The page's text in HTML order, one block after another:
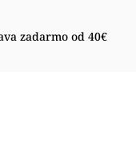
zadarmo od 40€